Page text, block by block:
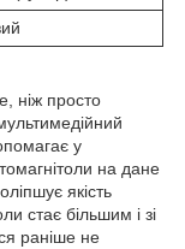
ніж просто
у
на дане
якість
стає більшим і зі
раніше не